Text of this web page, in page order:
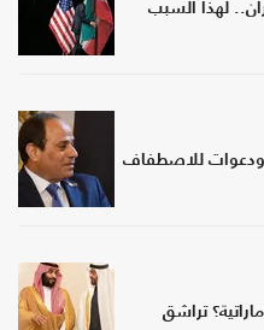
لهذا السبب
ودعوات للاصطفاف
تراشق